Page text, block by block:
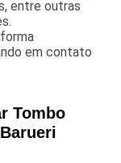
entre outras
em contato
Tombo